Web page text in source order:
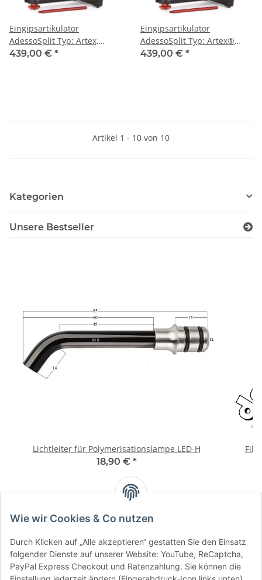
Eingipsartikulator
AdessoSplit Typ: Artex,
116mm inkl. Plattenset
439,00 € *
Eingipsartikulator
AdessoSplit Typ: Artex®
Carbon, 126mm, inkl.
439,00 € *
Artikel 1 - 10 von 10
Kategorien
Unsere Bestseller
Lichtleiter für Polymerisationslampe LED-H
18,90 € *
Wie wir Cookies & Co nutzen
Durch Klicken auf „Alle akzeptieren“ gestatten Sie den Einsatz
folgender Dienste auf unserer Website: YouTube, ReCaptcha,
PayPal Express Checkout und Ratenzahlung. Sie können die